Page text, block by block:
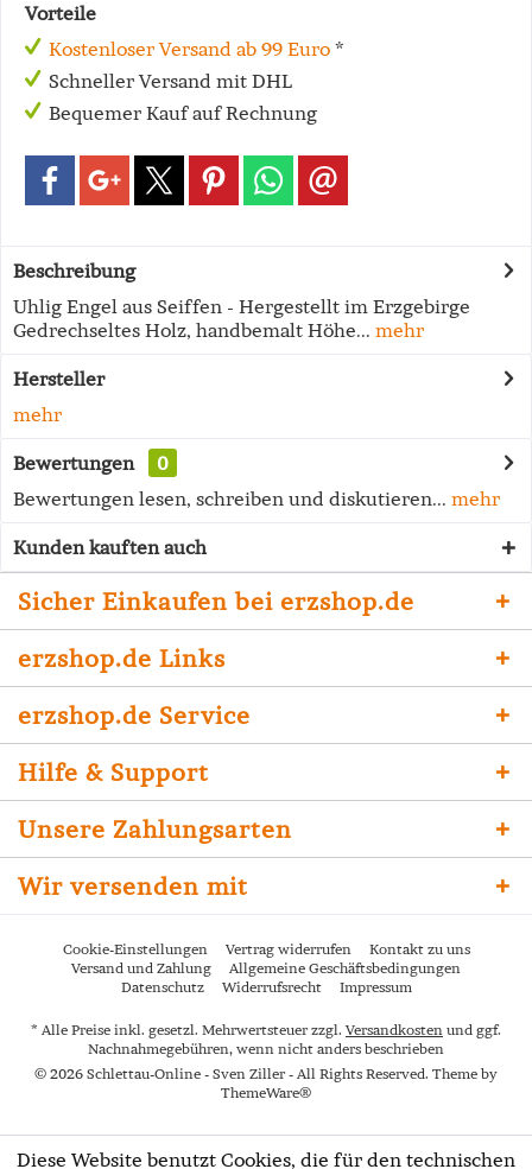
Vorteile
Kostenloser Versand ab 99 Euro *
Schneller Versand mit DHL
Bequemer Kauf auf Rechnung
Beschreibung
Uhlig Engel aus Seiffen - Hergestellt im Erzgebirge
Gedrechseltes Holz, handbemalt Höhe... mehr
Hersteller
mehr
Bewertungen
0
Bewertungen lesen, schreiben und diskutieren... mehr
Kunden kauften auch
Sicher Einkaufen bei erzshop.de
erzshop.de Links
erzshop.de Service
Hilfe & Support
Unsere Zahlungsarten
Wir versenden mit
Cookie-Einstellungen Vertrag widerrufen
Kontakt zu uns
Versand und Zahlung
Allgemeine Geschäftsbedingungen
Datenschutz
Widerrufsrecht Impressum
* Alle Preise inkl. gesetzl. Mehrwertsteuer zzgl. Versandkosten und ggf.
Nachnahmegebühren, wenn nicht anders beschrieben
© 2026 Schlettau-Online - Sven Ziller - All Rights Reserved. Theme by
ThemeWare®
Diese Website benutzt Cookies, die für den technischen